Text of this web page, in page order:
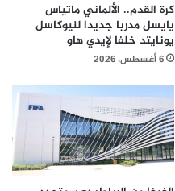
كرة القدم.. الألماني ماتياس
يايسل مدربا جديدا لنيوكاسل
يونايتد خلفا لإيدي هاو
6 أغسطس، 2026